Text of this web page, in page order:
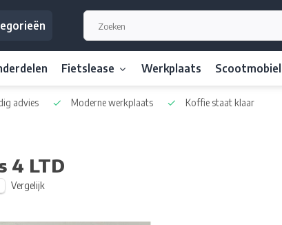
Fietslease Werkplaats
advies Moderne werkplaats Koffie staat klaar
4 LTD
Vergelijk